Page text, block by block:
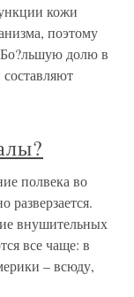
кожи
поэтому
долю в
полвека во
разверзается.
внушительных
все чаще: в
– всюду,